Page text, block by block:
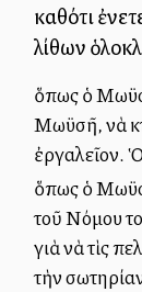
καθότι
λίθων
ὅπως ὁ
Μωϋσῆ, νὰ
ἐργαλεῖον.
ὅπως ὁ
τοῦ Νόμου
γιὰ νὰ τὶς
τὴν